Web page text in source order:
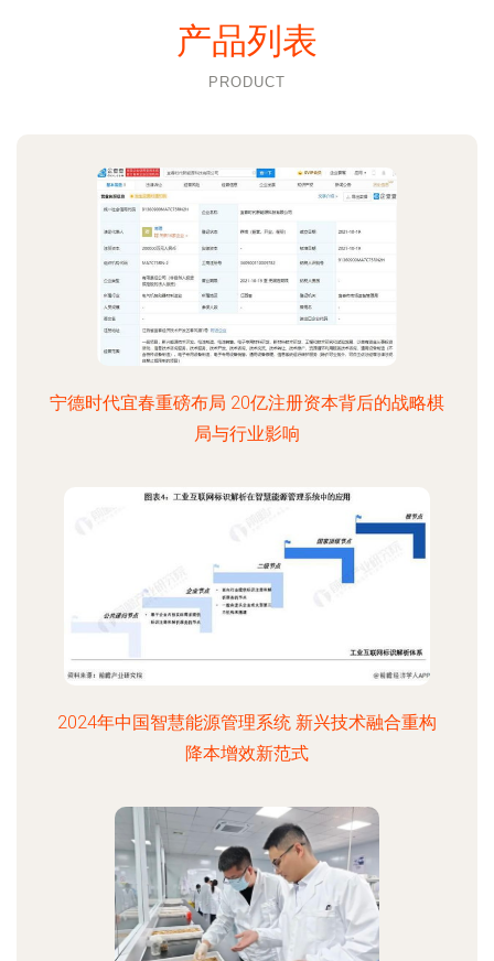
产品列表
PRODUCT
宁德时代宜春重磅布局 20亿注册资本背后的战略棋
局与行业影响
2024年中国智慧能源管理系统 新兴技术融合重构
降本增效新范式